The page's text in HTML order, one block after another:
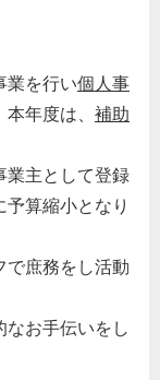
業を行い個人事
年度は、 補助
業主として登録
算縮小となり
で庶務をし活動
お手伝いをし